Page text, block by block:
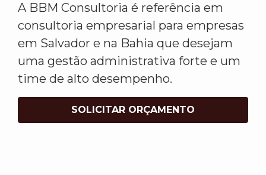
A BBM Consultoria é referência em
consultoria empresarial para empresas
em Salvador e na Bahia que desejam
uma gestão administrativa forte e um
time de alto desempenho.
SOLICITAR ORÇAMENTO